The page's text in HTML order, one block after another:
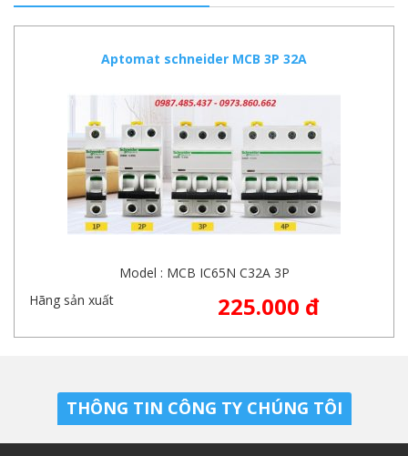
Aptomat schneider MCB 3P 32A
Model : MCB IC65N C32A 3P
Hãng sản xuất
225.000 đ
THÔNG TIN CÔNG TY CHÚNG TÔI